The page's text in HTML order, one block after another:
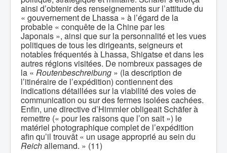
ainsi d’obtenir des renseignements sur l’attitude du
« gouvernement de Lhassa » à l’égard de la
probable « conquête de la Chine par les
Japonais », ainsi que sur la personnalité et les vues
politiques de tous les dirigeants, seigneurs et
notables fréquentés à Lhassa, Shigatse et dans les
autres régions visitées. De nombreux passages de
la « Routenbeschreibung » (la description de
l’itinéraire de l’expédition) contiennent des
indications détaillées sur la viabilité des voies de
communication ou sur des fermes isolées cachées.
Enfin, une directive d’Himmler obligeait Schäfer à
remettre (« pour les raisons que l’on sait ») le
matériel photographique complet de l’expédition
afin qu’il trouvât « un usage approprié au sein du
Reichallemand. » (11)